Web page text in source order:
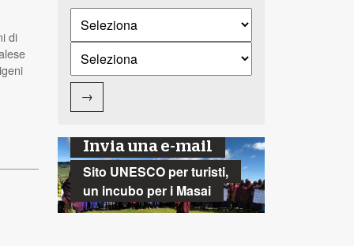
di
→
Invia una e-mail
Sito UNESCO per turisti,
un incubo per i Masai